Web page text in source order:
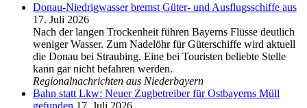
Donau-Niedrigwasser bremst Güter- und Ausflugsschiffe aus
17. Juli 2026
Nach der langen Trockenheit führen Bayerns Flüsse deutlich
weniger Wasser. Zum Nadelöhr für Güterschiffe wird aktuell
die Donau bei Straubing. Eine bei Touristen beliebte Stelle
kann gar nicht befahren werden.
Regionalnachrichten aus Niederbayern
Bahn statt Lkw: Neuer Zugbetreiber für Ostbayerns Müll
gefunden 17. Juli 2026